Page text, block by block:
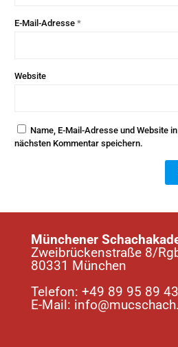
E-Mail-Adresse *
Website
Name, E-Mail-Adresse und Website
nächsten Kommentar speichern.
Münchener
Zweibrückenstraße 8/
80331 München
Telefon: +49 89 95 89
E-Mail: